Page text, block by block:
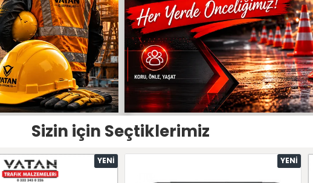
Sizin için Seçtiklerimiz
YENI YENI